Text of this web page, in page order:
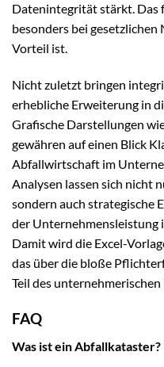
Datenintegrität stärkt. Das
besonders bei
Vorteil ist.
Nicht zuletzt bringen
erhebliche Erweiterung in
Grafische Darstellungen
gewähren auf einen Blick
Abfallwirtschaft im
Analysen lassen sich nicht
sondern auch strategische
der
Damit wird die Excel-
das über die bloße
Teil des
FAQ
Was ist ein Abfallkataster?